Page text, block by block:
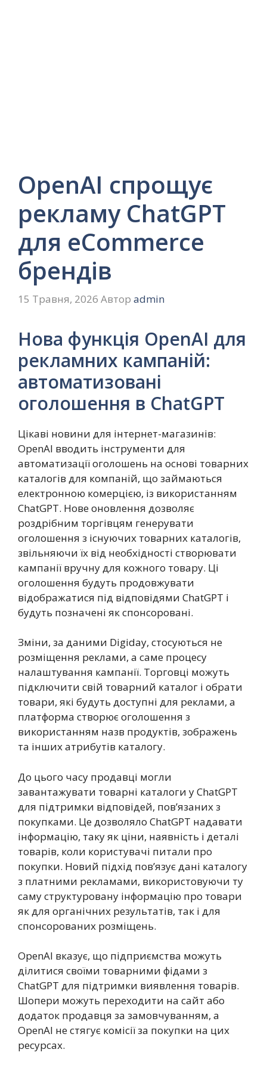
OpenAI спрощує
рекламу ChatGPT
для eCommerce
брендів
15 Травня, 2026 Автор admin
Нова функція OpenAI для
рекламних кампаній:
автоматизовані
оголошення в ChatGPT
Цікаві новини для інтернет-магазинів:
OpenAI вводить інструменти для
автоматизації оголошень на основі товарних
каталогів для компаній, що займаються
електронною комерцією, із використанням
ChatGPT. Нове оновлення дозволяє
роздрібним торгівцям генерувати
оголошення з існуючих товарних каталогів,
звільняючи їх від необхідності створювати
кампанії вручну для кожного товару. Ці
оголошення будуть продовжувати
відображатися під відповідями ChatGPT і
будуть позначені як спонсоровані.
Зміни, за даними Digiday, стосуються не
розміщення реклами, а саме процесу
налаштування кампанії. Торговці можуть
підключити свій товарний каталог і обрати
товари, які будуть доступні для реклами, а
платформа створює оголошення з
використанням назв продуктів, зображень
та інших атрибутів каталогу.
До цього часу продавці могли
завантажувати товарні каталоги у ChatGPT
для підтримки відповідей, пов’язаних з
покупками. Це дозволяло ChatGPT надавати
інформацію, таку як ціни, наявність і деталі
товарів, коли користувачі питали про
покупки. Новий підхід пов’язує дані каталогу
з платними рекламами, використовуючи ту
саму структуровану інформацію про товари
як для органічних результатів, так і для
спонсорованих розміщень.
OpenAI вказує, що підприємства можуть
ділитися своїми товарними фідами з
ChatGPT для підтримки виявлення товарів.
Шопери можуть переходити на сайт або
додаток продавця за замовчуванням, а
OpenAI не стягує комісії за покупки на цих
ресурсах.